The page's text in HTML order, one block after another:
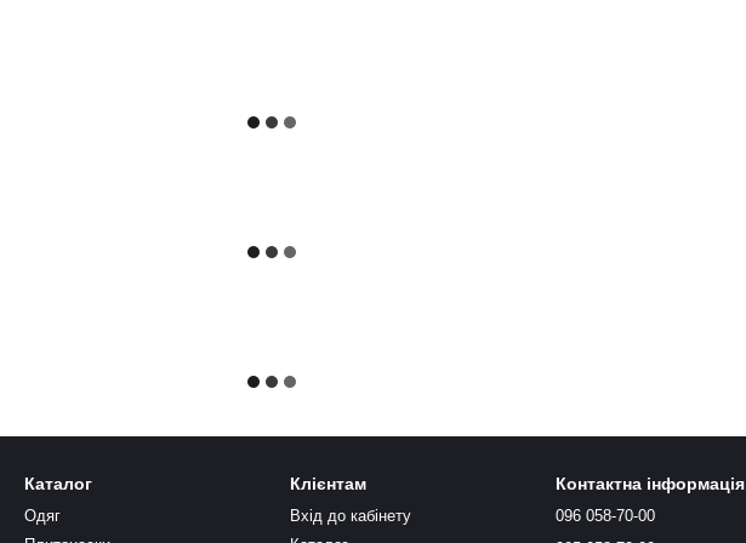
Каталог
Одяг
Клієнтам
Вхід до кабінету
Контактна інформація
096 058-70-00